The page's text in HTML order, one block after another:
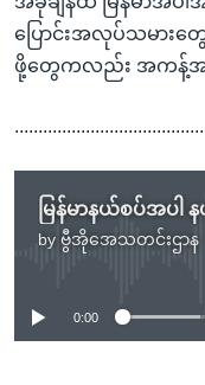
ပြောင်းအလုပ်သမား
ဖို့တွေကလည်း အကန့်အ
by ဗွီအိုအေသတင်းဌာန
No
0:00